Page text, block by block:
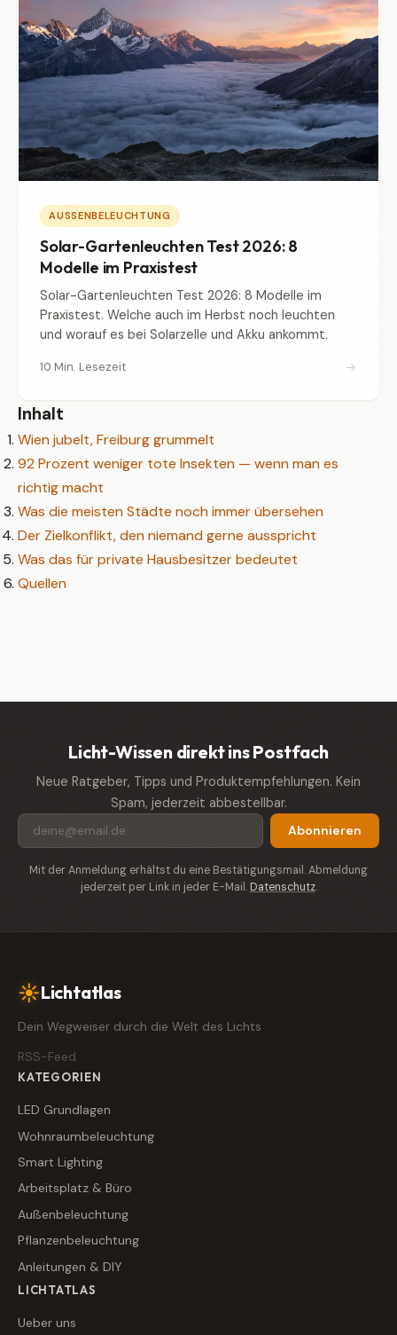
AUSSENBELEUCHTUNG
Solar-Gartenleuchten Test 2026: 8
Modelle im Praxistest
Solar-Gartenleuchten Test 2026: 8 Modelle im
Praxistest. Welche auch im Herbst noch leuchten
und worauf es bei Solarzelle und Akku ankommt.
10 Min. Lesezeit →
Inhalt
Wien jubelt, Freiburg grummelt
92 Prozent weniger tote Insekten — wenn man es
richtig macht
Was die meisten Städte noch immer übersehen
Der Zielkonflikt, den niemand gerne ausspricht
Was das für private Hausbesitzer bedeutet
Quellen
Licht-Wissen direkt ins Postfach
Neue Ratgeber, Tipps und Produktempfehlungen. Kein
Spam, jederzeit abbestellbar.
Abonnieren
Mit der Anmeldung erhältst du eine Bestätigungsmail. Abmeldung
jederzeit per Link in jeder E-Mail. Datenschutz.
☀Lichtatlas
Dein Wegweiser durch die Welt des Lichts
RSS-Feed
KATEGORIEN
LED Grundlagen
Wohnraumbeleuchtung
Smart Lighting
Arbeitsplatz & Büro
Außenbeleuchtung
Pflanzenbeleuchtung
Anleitungen & DIY
LICHTATLAS
Ueber uns